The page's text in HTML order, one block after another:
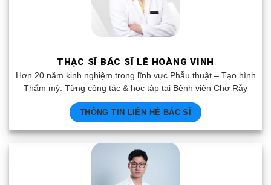
THẠC SĨ BÁC SĨ LÊ HOÀNG VINH
Hơn 20 năm kinh nghiệm trong lĩnh vực Phẫu thuật – Tạo hình
Thẩm mỹ. Từng công tác & học tập tại Bệnh viện Chợ Rẫy
THÔNG TIN LIÊN HỆ BÁC SĨ